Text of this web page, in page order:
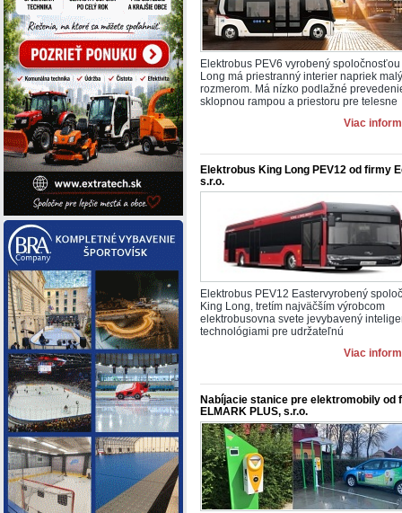
Elektrobus PEV6 vyrobený
Long má priestranný interier napriek
rozmerom. Má nízko podlažné
sklopnou rampou a priestoru pre telesne
Viac
Elektrobus King Long PEV12 od firmy
s.r.o.
Elektrobus PEV12 Eastervyrobený
King Long, tretím najväčším výrobcom
elektrobusovna svete jevybavený
technológiami pre udržateľnú
Viac
Nabíjacie stanice pre elektromobily od
ELMARK PLUS, s.r.o.